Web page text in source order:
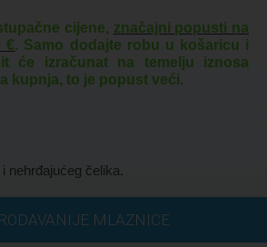
cijene, značajni popusti na
€. Samo dodajte robu u košaricu i
će izračunat na temelju iznosa
kupnja, to je popust veći.
nehrđajućeg čelika.
MLAZNICE